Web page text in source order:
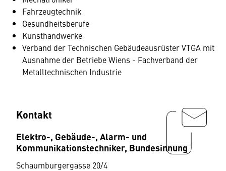
Fahrzeugtechnik
Gesundheitsberufe
Kunsthandwerke
Verband der Technischen Gebäudeausrüster VTGA mit
Ausnahme der Betriebe Wiens - Fachverband der
Metalltechnischen Industrie
Kontakt
Elektro-, Gebäude-, Alarm- und
Kommunikationstechniker, Bundesinnung
Schaumburgergasse 20/4